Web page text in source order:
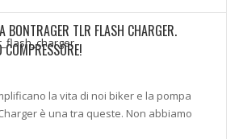
BONTRAGER TLR FLASH CHARGER.
la vita di noi biker e la pompa
è una tra queste. Non abbiamo